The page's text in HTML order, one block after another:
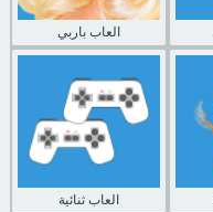
العاب باربي
العاب ثنائية